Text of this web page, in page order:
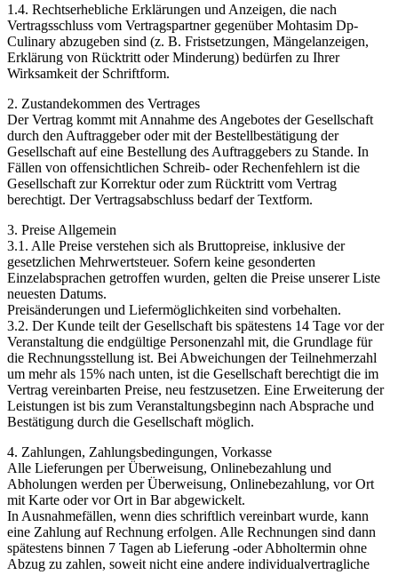
1.4. Rechtserhebliche Erklärungen und Anzeigen, die nach
Vertragsschluss vom Vertragspartner gegenüber Mohtasim Dp-
Culinary abzugeben sind (z. B. Fristsetzungen, Mängelanzeigen,
Erklärung von Rücktritt oder Minderung) bedürfen zu Ihrer
Wirksamkeit der Schriftform.
2. Zustandekommen des Vertrages
Der Vertrag kommt mit Annahme des Angebotes der Gesellschaft
durch den Auftraggeber oder mit der Bestellbestätigung der
Gesellschaft auf eine Bestellung des Auftraggebers zu Stande. In
Fällen von offensichtlichen Schreib- oder Rechenfehlern ist die
Gesellschaft zur Korrektur oder zum Rücktritt vom Vertrag
berechtigt. Der Vertragsabschluss bedarf der Textform.
3. Preise Allgemein
3.1. Alle Preise verstehen sich als Bruttopreise, inklusive der
gesetzlichen Mehrwertsteuer. Sofern keine gesonderten
Einzelabsprachen getroffen wurden, gelten die Preise unserer Liste
neuesten Datums.
Preisänderungen und Liefermöglichkeiten sind vorbehalten.
3.2. Der Kunde teilt der Gesellschaft bis spätestens 14 Tage vor der
Veranstaltung die endgültige Personenzahl mit, die Grundlage für
die Rechnungsstellung ist. Bei Abweichungen der Teilnehmerzahl
um mehr als 15% nach unten, ist die Gesellschaft berechtigt die im
Vertrag vereinbarten Preise, neu festzusetzen. Eine Erweiterung der
Leistungen ist bis zum Veranstaltungsbeginn nach Absprache und
Bestätigung durch die Gesellschaft möglich.
4. Zahlungen, Zahlungsbedingungen, Vorkasse
Alle Lieferungen per Überweisung, Onlinebezahlung und
Abholungen werden per Überweisung, Onlinebezahlung, vor Ort
mit Karte oder vor Ort in Bar abgewickelt.
In Ausnahmefällen, wenn dies schriftlich vereinbart wurde, kann
eine Zahlung auf Rechnung erfolgen. Alle Rechnungen sind dann
spätestens binnen 7 Tagen ab Lieferung -oder Abholtermin ohne
Abzug zu zahlen, soweit nicht eine andere individualvertragliche